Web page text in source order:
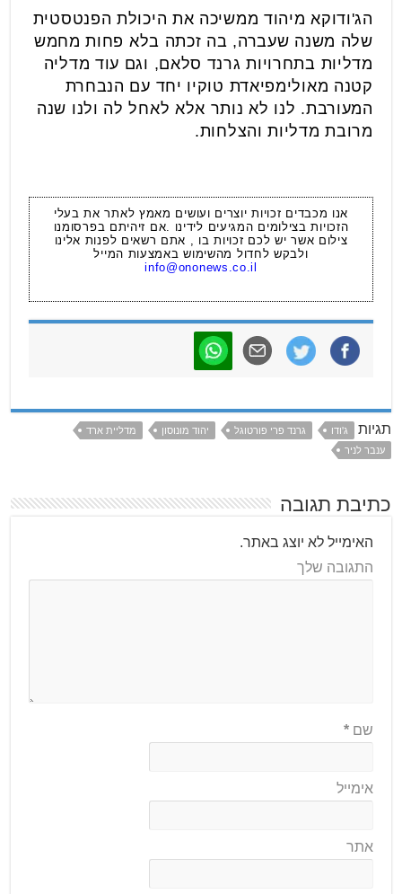
הג'ודוקא מיהוד ממשיכה את היכולת הפנטסטית
שלה משנה שעברה, בה זכתה בלא פחות מחמש
מדליות בתחרויות גרנד סלאם, וגם עוד מדליה
קטנה מאולימפיאדת טוקיו יחד עם הנבחרת
המעורבת. לנו לא נותר אלא לאחל לה ולנו שנה
מרובת מדליות והצלחות.
אנו מכבדים זכויות יוצרים ועושים מאמץ לאתר את בעלי
הזכויות בצילומים המגיעים לידינו .אם זיהיתם בפרסומנו
צילום אשר יש לכם זכויות בו , אתם רשאים לפנות אלינו
ולבקש לחדול מהשימוש באמצעות המייל
info@ononews.co.il
תגיות ג'ודו גרנד פרי פורטוגל יהוד מונוסון
מדליית ארד
ענבר לניר
כתיבת תגובה
האימייל לא יוצג באתר.
התגובה שלך
שם*
אימייל
אתר